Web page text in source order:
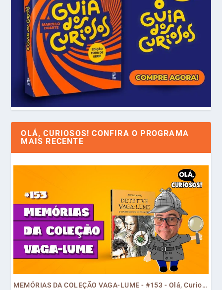
OLÁ, CURIOSOS! CONFIRA O PROGRAMA
MAIS RECENTE
MEMÓRIAS DA COLEÇÃO VAGA-LUME - #153 - Olá, Curiosos! 2023